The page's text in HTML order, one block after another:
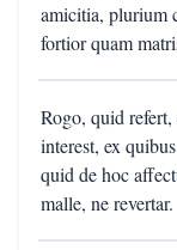
amicitia, plurium
fortior quam
Rogo, quid
interest, ex
quid de hoc
malle, ne revertar.